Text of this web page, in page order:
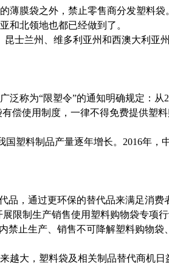
膜袋之外，禁止零售商分发塑料袋
和北领地也都已经做到了。
士兰州、维多利亚州和西澳大利亚
称为“限塑令”的通知明确规定：从
偿使用制度，一律不得免费提供塑
塑料制品产量逐年增长。2016年，
，通过更环保的替代品来满足消费
制生产销售使用塑料购物袋专项
禁止生产、销售不可降解塑料购物
大，塑料袋及相关制品替代商机日